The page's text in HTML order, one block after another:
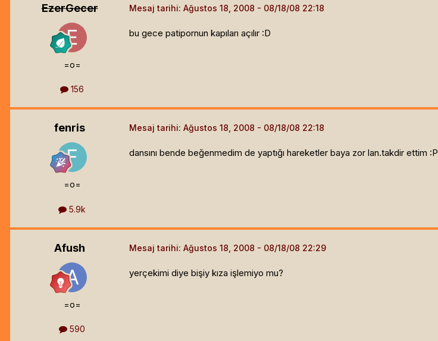
EzerGecer
=o=
156
Mesaj tarihi: Ağustos 18, 2008
bu gece patipornun kapıları açılır :D
fenris
=o=
5.9k
Mesaj tarihi: Ağustos 18, 2008
dansını bende beğenmedim de yaptığı hareketler baya zor lan.takdir ettim :P
Afush
=o=
590
Mesaj tarihi: Ağustos 18, 2008
yerçekimi diye bişiy kıza işlemiyo mu?